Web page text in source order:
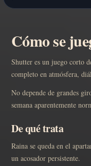
Cómo se
Shutter es un juego corto
completo en atmósfera,
No depende de grandes
semana aparentemente
De qué trata
Raina se queda en el
un acosador persistente.